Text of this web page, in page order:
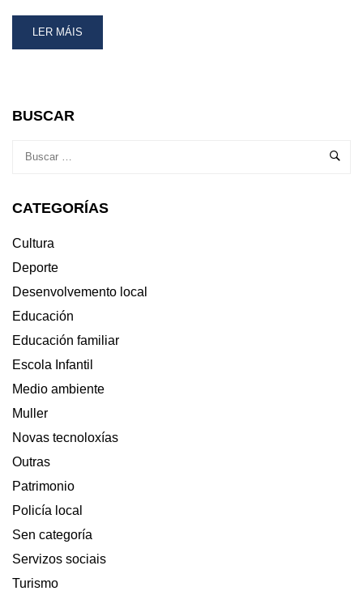
READ
MORE
OFERTA
DOUS
PARA
E
LER MÁIS
BUSCAR
CATEGORÍAS
Cultura
Deporte
Desenvolvemento local
Educación
Educación familiar
Escola Infantil
Medio ambiente
Muller
Novas tecnoloxías
Outras
Patrimonio
Policía local
Sen categoría
Servizos sociais
Turismo